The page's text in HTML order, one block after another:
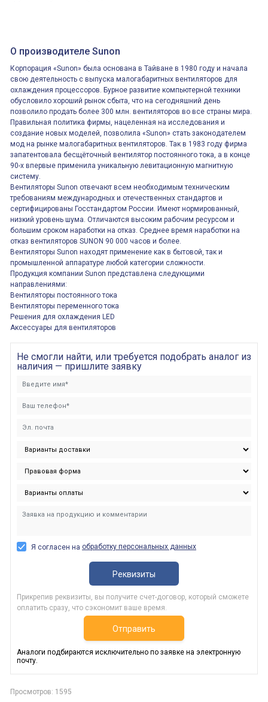
О производителе Sunon
Корпорация «Sunon» была основана в Тайване в 1980 году и начала
свою деятельность с выпуска малогабаритных вентиляторов для
охлаждения процессоров. Бурное развитие компьютерной техники
обусловило хороший рынок сбыта, что на сегодняшний день
позволило продать более 300 млн. вентиляторов во все страны мира.
Правильная политика фирмы, нацеленная на исследования и
создание новых моделей, позволила «Sunon» стать законодателем
мод на рынке малогабаритных вентиляторов. Так в 1983 году фирма
запатентовала бесщёточный вентилятор постоянного тока, а в конце
90-х впервые применила уникальную левитационную магнитную
систему.
Вентиляторы Sunon отвечают всем необходимым техническим
требованиям международных и отечественных стандартов и
сертифицированы Госстандартом России. Имеют нормированный,
низкий уровень шума. Отличаются высоким рабочим ресурсом и
большим сроком наработки на отказ. Среднее время наработки на
отказ вентиляторов SUNON 90 000 часов и более.
Вентиляторы Sunon находят применение как в бытовой, так и
промышленной аппаратуре любой категории сложности.
Продукция компании Sunon представлена следующими
направлениями:
Вентиляторы постоянного тока
Вентиляторы переменного тока
Решения для охлаждения LED
Аксессуары для вентиляторов
Не смогли найти, или требуется подобрать аналог из
наличия — пришлите заявку
Я согласен на обработку персональных данных
Реквизиты
Прикрепив реквизиты, вы получите счет-договор, который сможете
оплатить сразу, что сэкономит ваше время.
Отправить
Аналоги подбираются исключительно по заявке на электронную
почту.
Просмотров: 1595